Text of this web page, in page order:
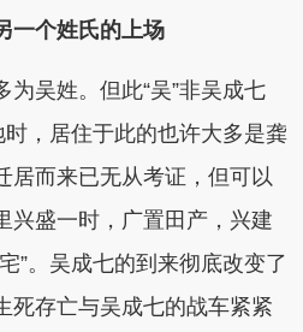
一个姓氏的上场
为吴姓。但此“吴”非吴成七
时，居住于此的也许大多是龚
居而来已无从考证，但可以
兴盛一时，广置田产，兴建
”。吴成七的到来彻底改变了
死存亡与吴成七的战车紧紧